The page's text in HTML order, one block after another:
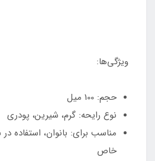
ویژگی‌ها:
حجم: 100 میل
نوع رایحه: گرم، شیرین، پودری
مناسب برای: بانوان،
خاص